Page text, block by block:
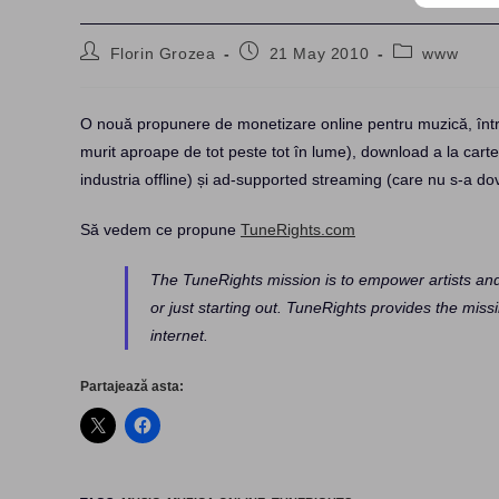
PostFlorin Grozea
Post21 May 2010
Postwww
O nouă propunere de monetizare online pentru muzică,
murit aproape de tot peste tot în lume), download a la
industria offline) și ad-supported streaming (care nu s-a
Să vedem ce propune TuneRights.com
The TuneRights mission is to empower artists
or just starting out. TuneRights provides the
internet.
Partajează asta: